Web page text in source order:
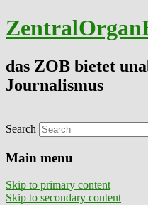
das ZOB bietet
Journalismus
Search
Main menu
Skip to primary content
Skip to secondary content